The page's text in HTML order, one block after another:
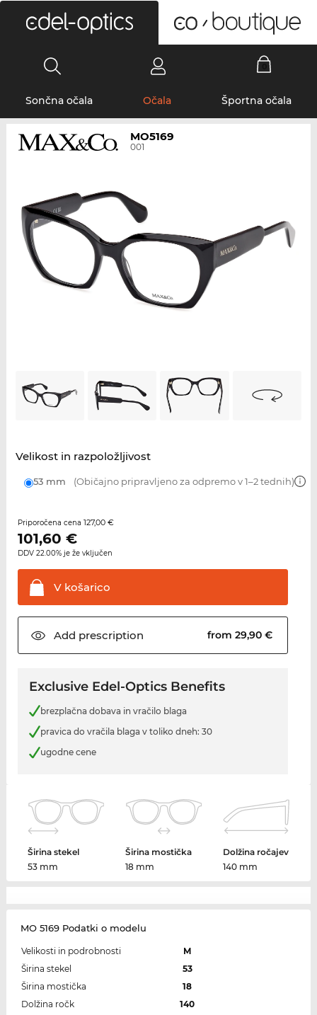
Sončna očala Očala Športna očala
MO5169
001
Velikost in razpoložljivost
53 mm (Običajno pripravljeno za odpremo v 1–2 tednih)
Priporočena cena 127,00 €
101,60 €
DDV 22.00% je že vključen
Vkošarico
Add prescription from 29,90 €
Exclusive Edel-Optics Benefits
brezplačna dobava in vračilo blaga
pravica do vračila blaga v toliko dneh: 30
ugodne cene
Širina stekel
53 mm
Širina mostička
18 mm
Dolžina ročajev
140 mm
MO 5169 Podatki o modelu
Velikosti in podrobnosti
M
Širina stekel
53
Širina mostička
18
Dolžina ročk
140